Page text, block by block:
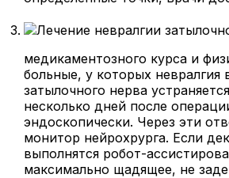
медикаментозного курса и
больные, у которых невралгия
затылочного нерва
несколько дней после
эндоскопически. Через эти
монитор нейрохрурга. Если
выполнятся робот-
максимально щадящее, не